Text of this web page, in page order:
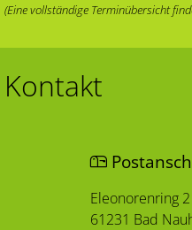
(Eine vollständige Terminübersicht
Kontakt
Eleonorenring 2
61231 Bad